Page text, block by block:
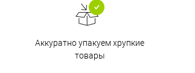
Аккуратно упакуем хрупкие
товары